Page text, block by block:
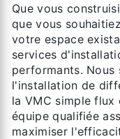
Que vous
que vous
votre espace
services
performants. Nous
l'installation de
la VMC simple
équipe qualifiée
maximiser